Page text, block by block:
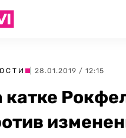
| 28.01.2019 / 12:15
катке